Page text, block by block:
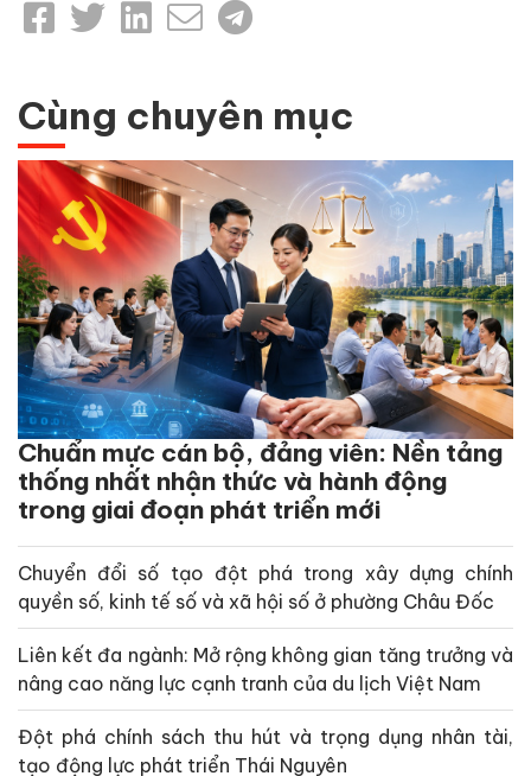
Cùng chuyên mục
Chuẩn mực cán bộ, đảng viên: Nền tảng
thống nhất nhận thức và hành động
trong giai đoạn phát triển mới
Chuyển đổi số tạo đột phá trong xây dựng chính
quyền số, kinh tế số và xã hội số ở phường Châu Đốc
Liên kết đa ngành: Mở rộng không gian tăng trưởng và
nâng cao năng lực cạnh tranh của du lịch Việt Nam
Đột phá chính sách thu hút và trọng dụng nhân tài,
tạo động lực phát triển Thái Nguyên